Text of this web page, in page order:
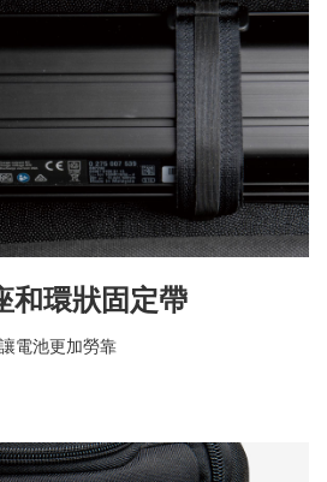
和環狀固定帶
讓電池更加勞靠